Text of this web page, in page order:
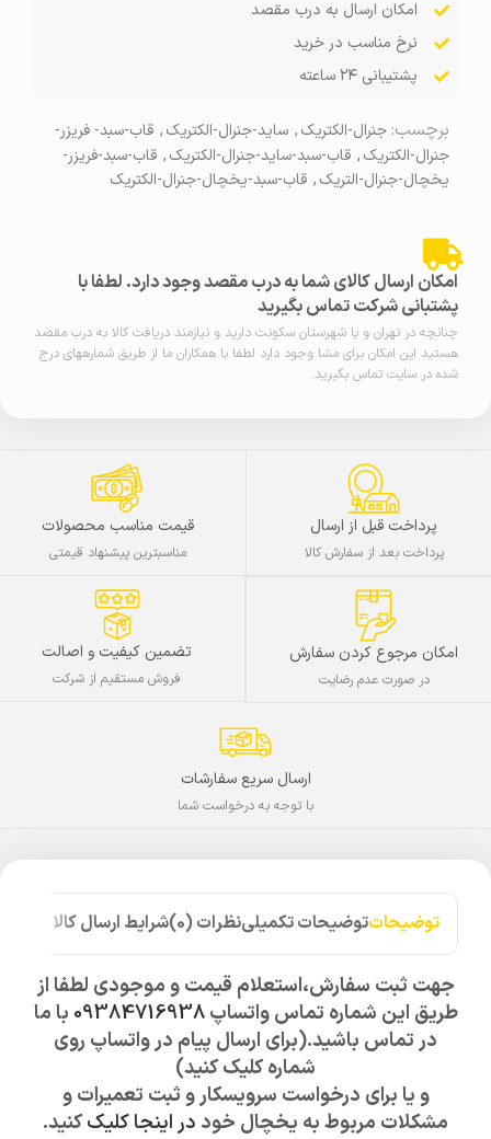
امکان ارسال به درب مقصد
نرخ مناسب در خرید
پشتیبانی ۲۴ ساعته
برچسب: جنرال-الکتریک, ساید-جنرال-الکتریک, قاب-سبد- فریزر-
جنرال-الکتریک, قاب-سبد-ساید-جنرال-الکتریک, قاب-سبد-فریزر-
یخچال-جنرال-التریک, قاب-سبد-یخچال-جنرال-الکتریک
امکان ارسال کالای شما به درب مقصد وجود دارد. لطفا با
پشتبانی شرکت تماس بگیرید
چنانچه در تهران و یا شهرستان سکونت دارید و نیازمند دریافت کالا به درب مقصد
هستید این امکان برای مشا وجود دارد لطفا با همکاران ما از طریق شمارههای درج
شده در سایت تماس بگیرید.
پرداخت قبل از ارسال
پرداخت بعد از سفارش کالا
قیمت مناسب محصولات
مناسبترین پیشنهاد قیمتی
امکان مرجوع کردن سفارش
در صورت عدم رضایت
تضمین کیفیت و اصالت
فروش مستقیم از شرکت
ارسال سریع سفارشات
با توجه به درخواست شما
توضیحاتتوضیحات تکمیلینظرات (0) شرایط ارسال کالا
جهت ثبت سفارش،استعلام قیمت و موجودی لطفا از
طریق این شماره تماس واتساپ 09384716938 با ما
در تماس باشید.(برای ارسال پیام در واتساپ روی
شماره کلیک کنید)
و یا برای درخواست سرویسکار و ثبت تعمیرات و
مشکلات مربوط به یخچال خوددر اینجا کلیککنید.